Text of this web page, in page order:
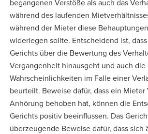
begangenen Verstöße als auch das
während des laufenden
während der Mieter diese
widerlegen sollte. Entscheidend ist,
Gerichts über die Bewertung des
Vergangenheit hinausgeht und auch
Wahrscheinlichkeiten im Falle einer
beurteilt. Beweise dafür, dass ein
Anhörung behoben hat, können die
Gerichts positiv beeinflussen. Das
überzeugende Beweise dafür, dass sich